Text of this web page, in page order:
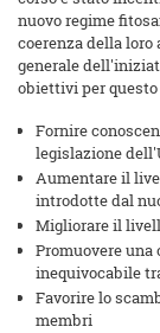
nuovo regime
coerenza della
generale
obiettivi per
Fornire
legislazione
Aumentare il
introdotte dal
Migliorare il
Promuovere
inequivocabile
Favorire lo
membri